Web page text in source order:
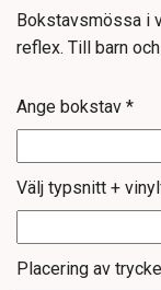
Bokstavsmössa i
reflex. Till barn
Ange bokstav *
Välj typsnitt +
Placering av